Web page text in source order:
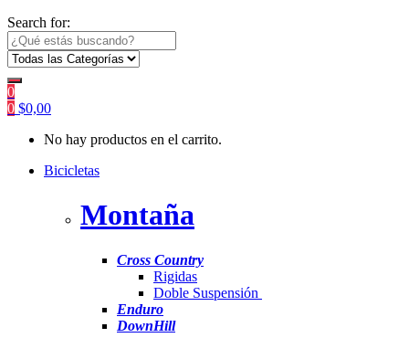
Search for:
0
0 $0,00
No hay productos en el carrito.
Bicicletas
Montaña
Cross Country
Rigidas
Doble Suspensión
Enduro
DownHill